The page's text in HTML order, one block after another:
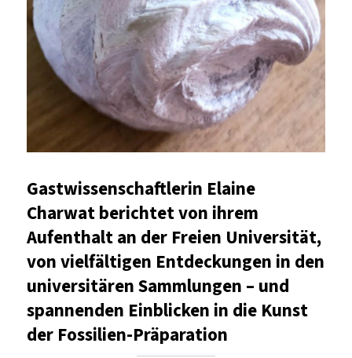
Gastwissenschaftlerin Elaine
Charwat berichtet von ihrem
Aufenthalt an der Freien Universität,
von vielfältigen Entdeckungen in den
universitären Sammlungen – und
spannenden Einblicken in die Kunst
der Fossilien-Präparation